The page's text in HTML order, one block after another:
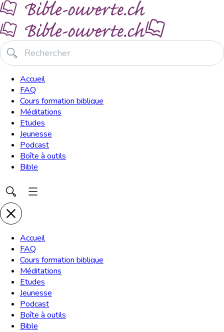
Accueil
FAQ
Cours formation biblique
Méditations
Etudes
Jeunesse
Podcast
Boîte à outils
Bible
Accueil
FAQ
Cours formation biblique
Méditations
Etudes
Jeunesse
Podcast
Boîte à outils
Bible